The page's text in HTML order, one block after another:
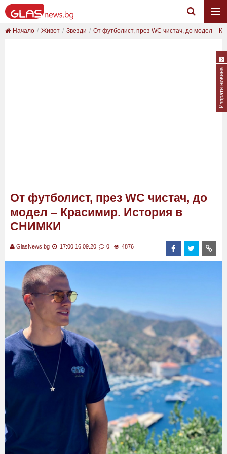
Начало Живот Звезди От футболист, през WC чистач, до модел –
От футболист, през WC чистач, до
модел – Красимир. История в
СНИМКИ
GlasNews.bg 17:00 16.09.20 0 4876
Изпрати новина